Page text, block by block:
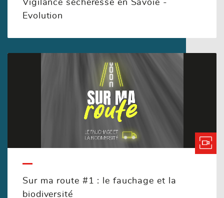
Vigilance sécheresse en Savoie -
Evolution
Sur ma route #1 : le fauchage et la
biodiversité